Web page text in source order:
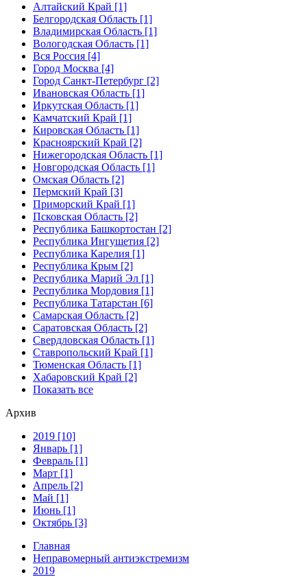
Алтайский Край [1]
Белгородская Область [1]
Владимирская Область [1]
Вологодская Область [1]
Вся Россия [4]
Город Москва [4]
Город Санкт-Петербург [2]
Ивановская Область [1]
Иркутская Область [1]
Камчатский Край [1]
Кировская Область [1]
Красноярский Край [2]
Нижегородская Область [1]
Новгородская Область [1]
Омская Область [2]
Пермский Край [3]
Приморский Край [1]
Псковская Область [2]
Республика Башкортостан [2]
Республика Ингушетия [2]
Республика Карелия [1]
Республика Крым [2]
Республика Марий Эл [1]
Республика Мордовия [1]
Республика Татарстан [6]
Самарская Область [2]
Саратовская Область [2]
Свердловская Область [1]
Ставропольский Край [1]
Тюменская Область [1]
Хабаровский Край [2]
Показать все
Архив
2019 [10]
Январь [1]
Февраль [1]
Март [1]
Апрель [2]
Май [1]
Июнь [1]
Октябрь [3]
Главная
Неправомерный антиэкстремизм
2019